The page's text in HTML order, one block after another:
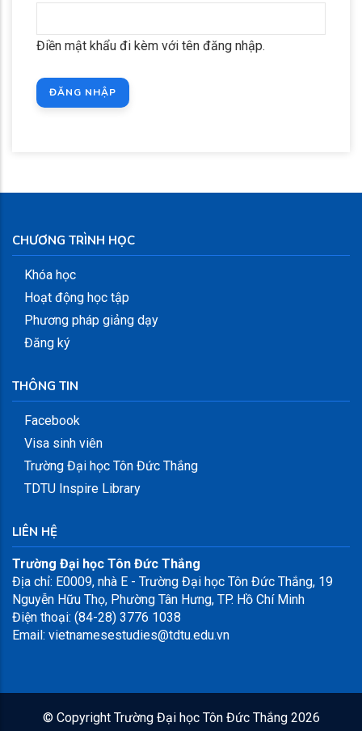
Điền mật khẩu đi kèm với tên đăng nhập.
CHƯƠNG TRÌNH HỌC
Khóa học
Hoạt động học tập
Phương pháp giảng dạy
Đăng ký
THÔNG TIN
Facebook
Visa sinh viên
Trường Đại học Tôn Đức Thắng
TDTU Inspire Library
LIÊN HỆ
Trường Đại học Tôn Đức Thắng
Địa chỉ: E0009, nhà E - Trường Đại học Tôn Đức Thắng, 19
Nguyễn Hữu Thọ, Phường Tân Hưng, TP. Hồ Chí Minh
Điện thoại: (84-28) 3776 1038
Email: vietnamesestudies@tdtu.edu.vn
© Copyright Trường Đại học Tôn Đức Thắng 2026